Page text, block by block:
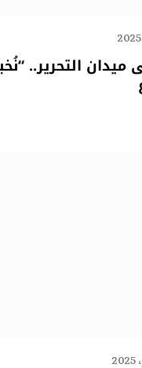
ميدان التحرير..